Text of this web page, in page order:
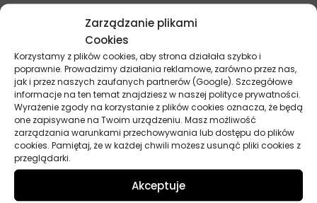
Zarządzanie plikami
Cookies
Korzystamy z plików cookies, aby strona działała szybko i
poprawnie. Prowadzimy działania reklamowe, zarówno przez nas,
jak i przez naszych zaufanych partnerów (Google). Szczegółowe
informacje na ten temat znajdziesz w naszej polityce prywatności.
Wyrażenie zgody na korzystanie z plików cookies oznacza, że będą
one zapisywane na Twoim urządzeniu. Masz możliwość
zarządzania warunkami przechowywania lub dostępu do plików
cookies. Pamiętaj, że w każdej chwili możesz usunąć pliki cookies z
przeglądarki.
Akceptuje
wymagania nowoczesnych przekładni automatycznych
stosowanych w ciężkim transporcie drogowym oraz
maszynach roboczych.
Norma TES-295 wyznacza rygorystyczne kryteria jakościowe
dla środków smarnych przeznaczonych do automatycznych
skrzyń biegów Allison serii 1000, 2000, 3000 oraz 4000.
Specyfikacja gwarantuje optymalną ochronę komponentów
przekładni, wydłużenie okresów między wymianami oleju
oraz zachowanie wysokiej sprawności układu w
zróżnicowanych warunkach eksploatacyjnych. Dzięki
stosowaniu olejów zgodnych z normą Allison TES-295
Przydatne linki
Oleje
Chemia
Kosmetyki
Akcesoria
Żarówki
Zapachy